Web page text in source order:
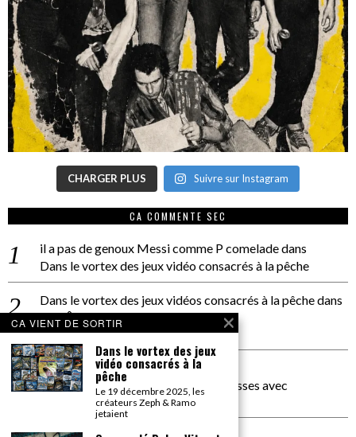
CHARGER PLUS Suivre sur Instagram
CA COMMENTE SEC
il a pas de genoux Messi comme P comeladedans
Dans le vortex des jeux vidéo consacrés à la pêche
Dans le vortex des jeux vidéos consacrés à la pêchedans
PACÔME THIELLEMENT
La séance d’Hip Gnose
La Patrie
dans
On a parlé Dolce Vita et lutte des classes avec
Bernardino Femminielli
CA VIENT DE SORTIR
Dans le vortex des jeux
vidéo consacrés à la
pêche
Le 19 décembre 2025, les
créateurs Zeph & Ramo
jetaient